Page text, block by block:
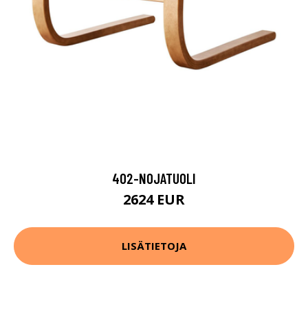
402-NOJATUOLI
2624 EUR
LISÄTIETOJA